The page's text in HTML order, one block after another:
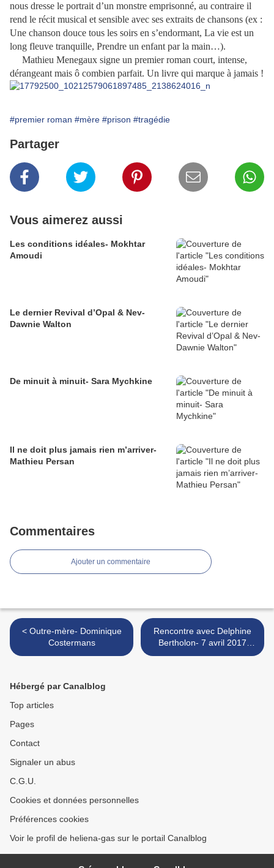
nous dresse le portrait d’un monstre emprisonné, au contraire il
rend le récit musical et sensible avec ses extraits de chansons (ex :
Une chanson douce tous les soirs en s’endormant, La vie est un
long fleuve tranquille, Prendre un enfant par la main…).
Mathieu Menegaux signe un premier roman court, intense,
dérangeant mais ô combien parfait. Un livre qui marque à jamais !
#premier roman #mère #prison #tragédie
Partager
Vous aimerez aussi
Les conditions idéales- Mokhtar
Amoudi
Le dernier Revival d’Opal & Nev-
Dawnie Walton
De minuit à minuit- Sara Mychkine
Il ne doit plus jamais rien m’arriver-
Mathieu Persan
Commentaires
Ajouter un commentaire
< Outre-mère- Dominique
Costermans
Rencontre avec Delphine
Bertholon- 7 avril 2017
Librairie Doucet >
Hébergé par Canalblog
Top articles
Pages
Contact
Signaler un abus
C.G.U.
Cookies et données personnelles
Préférences cookies
Voir le profil de heliena-gas sur le portail Canalblog